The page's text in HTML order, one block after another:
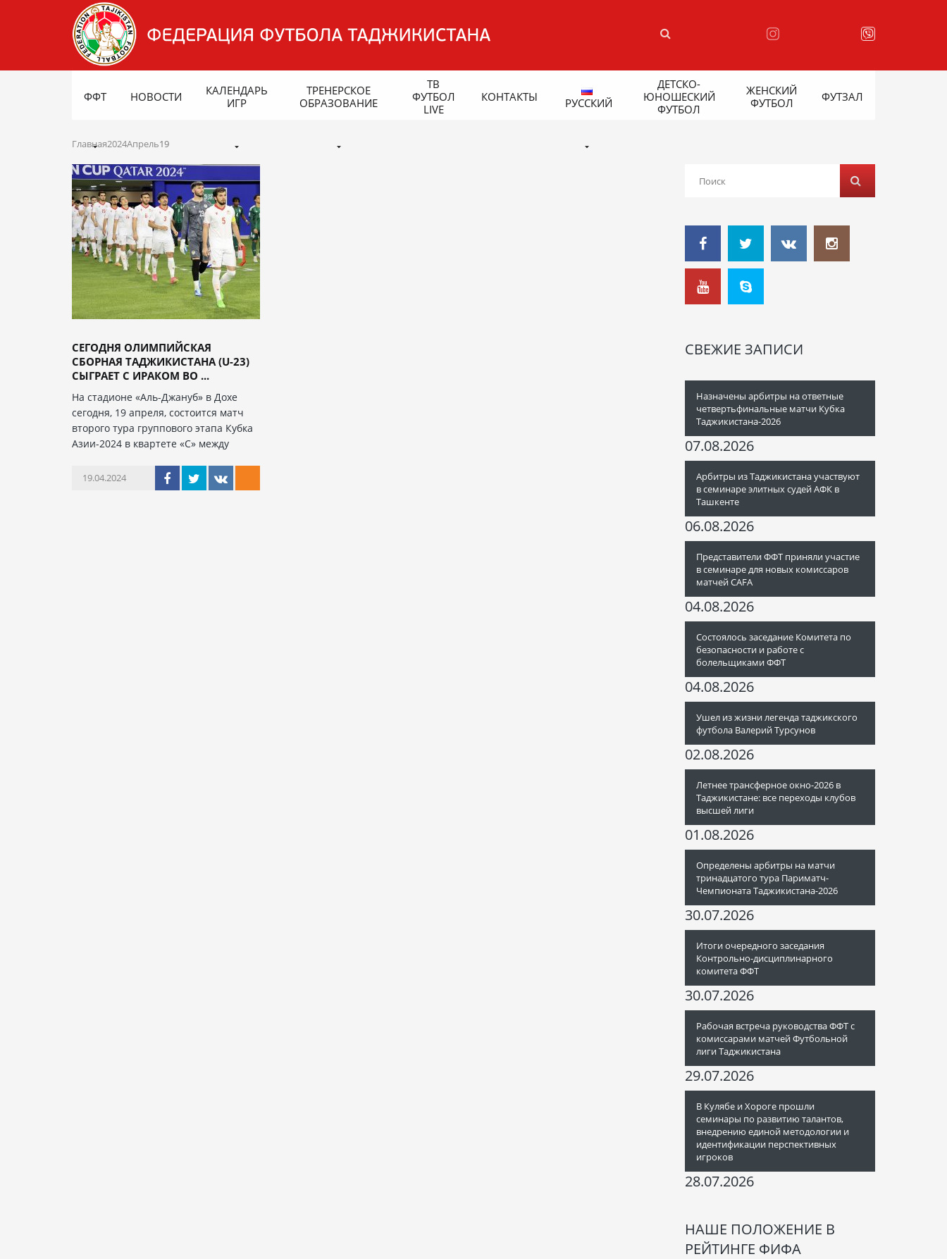
ФФТ НОВОСТИ
КАЛЕНДАРЬ
ИГР
ТРЕНЕРСКОЕ
ОБРАЗОВАНИЕ
ТВ
ФУТБОЛ
LIVE
КОНТАКТЫ РУССКИЙ
ДЕТСКО-
ЮНОШЕСКИЙ
ФУТБОЛ
ЖЕНСКИЙ
ФУТБОЛ
ФУТЗАЛ
Главная2024Апрель19
СЕГОДНЯ ОЛИМПИЙСКАЯ
СБОРНАЯ ТАДЖИКИСТАНА (U-23)
СЫГРАЕТ С ИРАКОМ ВО ...
На стадионе «Аль-Джануб» в Дохе
сегодня, 19 апреля, состоится матч
второго тура группового этапа Кубка
Азии-2024 в квартете «С» между
19.04.2024
СВЕЖИЕ ЗАПИСИ
Назначены арбитры на ответные
четвертьфинальные матчи Кубка
Таджикистана-2026
07.08.2026
Арбитры из Таджикистана участвуют
в семинаре элитных судей АФК в
Ташкенте
06.08.2026
Представители ФФТ приняли участие
в семинаре для новых комиссаров
матчей CAFA
04.08.2026
Состоялось заседание Комитета по
безопасности и работе с
болельщиками ФФТ
04.08.2026
Ушел из жизни легенда таджикского
футбола Валерий Турсунов
02.08.2026
Летнее трансферное окно-2026 в
Таджикистане: все переходы клубов
высшей лиги
01.08.2026
Определены арбитры на матчи
тринадцатого тура Париматч-
Чемпионата Таджикистана-2026
30.07.2026
Итоги очередного заседания
Контрольно-дисциплинарного
комитета ФФТ
30.07.2026
Рабочая встреча руководства ФФТ с
комиссарами матчей Футбольной
лиги Таджикистана
29.07.2026
В Кулябе и Хороге прошли
семинары по развитию талантов,
внедрению единой методологии и
идентификации перспективных
игроков
28.07.2026
НАШЕ ПОЛОЖЕНИЕ В
РЕЙТИНГЕ ФИФА